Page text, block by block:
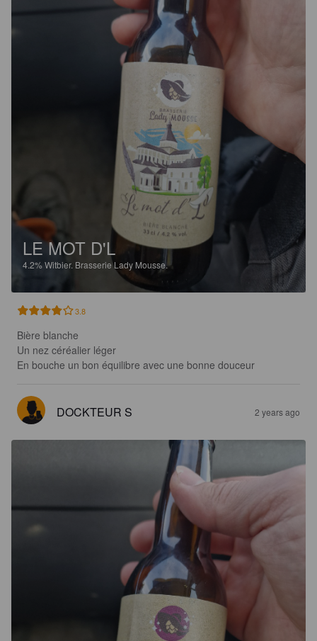
LE MOT D'L
4.2%Witbier. Brasserie Lady Mousse.
3.8
Bière blanche
Un nez céréalier léger
En bouche un bon équilibre avec une bonne douceur
DOCKTEUR S 2 years ago